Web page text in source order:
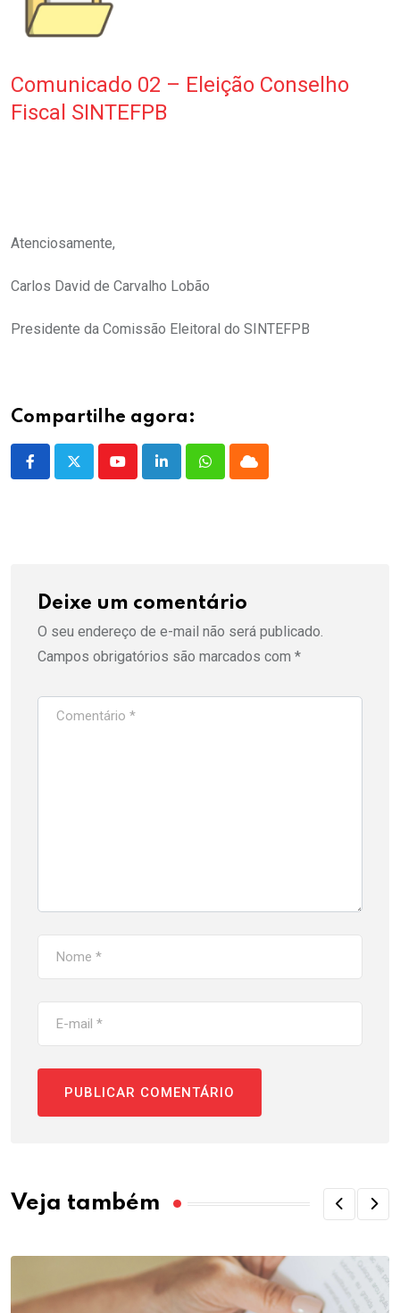
Comunicado 02 – Eleição Conselho
Fiscal SINTEFPB
Atenciosamente,
Carlos David de Carvalho Lobão
Presidente da Comissão Eleitoral do SINTEFPB
Compartilhe agora:
YoutubeLinkedInWhatsappCloud
Deixe um comentário
O seu endereço de e-mail não será publicado.
Campos obrigatórios são marcados com *
Veja também